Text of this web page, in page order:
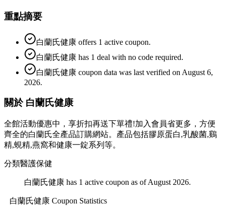
重點摘要
白蘭氏健康 offers 1 active coupon.
白蘭氏健康 has 1 deal with no code required.
白蘭氏健康 coupon data was last verified on August 6,
2026.
關於 白蘭氏健康
全館活動優惠中，享折扣再送下單禮!加入會員省更多，方便
齊全的白蘭氏全產品訂購網站。產品包括膠原蛋白,乳酸菌,鷄
精,蜆精,燕窩和健康一錠系列等。
分類醫護保健
白蘭氏健康 has 1 active coupon as of August 2026.
白蘭氏健康 Coupon Statistics